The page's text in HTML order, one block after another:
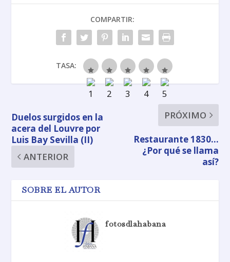
COMPARTIR:
TASA:
Duelos surgidos en la
acera del Louvre por
Luis Bay Sevilla (II)
ANTERIOR
PRÓXIMO
Restaurante 1830…
¿Por qué se llama
así?
SOBRE EL AUTOR
fotosdlahabana